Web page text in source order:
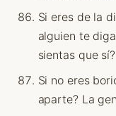
Si eres de la
alguien te
sientas que
Si no eres
aparte? La